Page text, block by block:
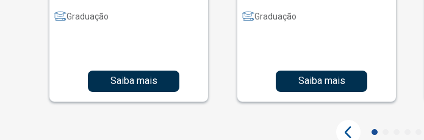
Graduação
Saiba mais
Graduação
Saiba mais